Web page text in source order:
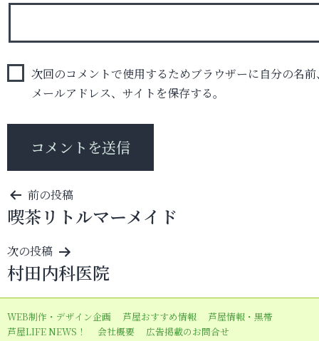
次回のコメントで使用するためブラウザーに自分の名前
メールアドレス、サイトを保存する。
投
稿
ナ
ビ
ゲ
ー
シ
前の投稿
喫茶リトルマーメイド
次の投稿
村田内科医院
WEB制作・デザイン企画 芦屋おすすめ情報
芦屋情報・黒帯
芦屋LIFE NEWS！
会社概要 広告掲載のお問合せ